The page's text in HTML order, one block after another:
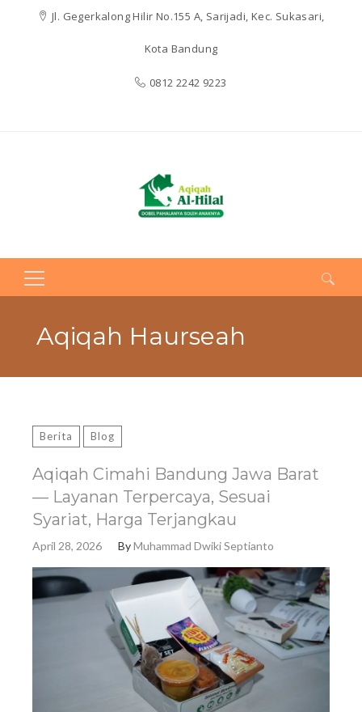
Jl. Gegerkalong Hilir No.155 A, Sarijadi, Kec. Sukasari,
Kota Bandung
0812 2242 9223
Search
Aqiqah Haurseah
Berita Blog
Aqiqah Cimahi Bandung Jawa Barat
— Layanan Terpercaya, Sesuai
Syariat, Harga Terjangkau
April 28, 2026 ByMuhammad Dwiki Septianto